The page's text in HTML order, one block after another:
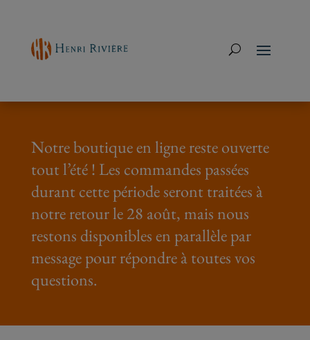
Notre boutique en ligne reste ouverte
tout l’été ! Les commandes passées
durant cette période seront traitées à
notre retour le 28 août, mais nous
restons disponibles en parallèle par
message pour répondre à toutes vos
questions.